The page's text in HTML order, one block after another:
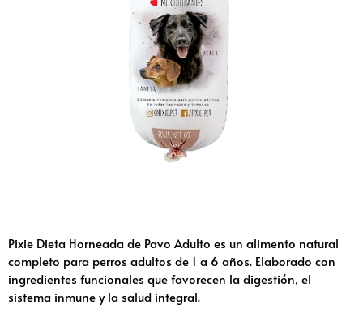
Pixie Dieta Horneada de Pavo Adulto es un alimento natural
completo para perros adultos de 1 a 6 años. Elaborado con
ingredientes funcionales que favorecen la digestión, el
sistema inmune y la salud integral.